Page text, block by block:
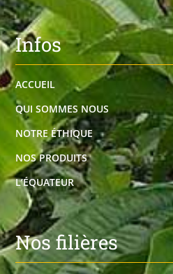
Infos
ACCUEIL
QUI SOMMES NOUS
NOTRE ÉTHIQUE
NOS PRODUITS
L’ÉQUATEUR
Nos filières